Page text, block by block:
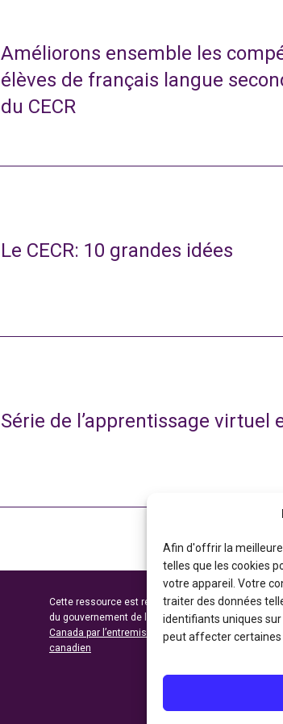
Afin d'offrir la
telles que les cookies
votre appareil. Votre
traiter des données
identifiants uniques
peut affecter certaines
Améliorons ensemble les
élèves de français langue
du CECR
Le CECR: 10 grandes idées
Série de l’apprentissage virtuel
Cette ressource est réalisée grâce au soutien
du gouvernement de l’Ontario et du gouvernement
Canada par l’entremise du ministère du Patrimoine
canadien